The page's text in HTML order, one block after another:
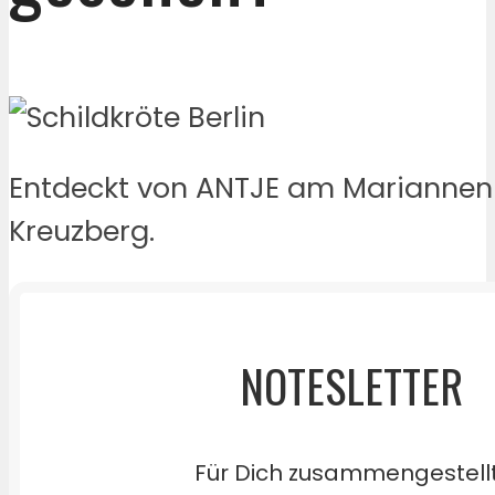
Entdeckt von ANTJE am
Kreuzberg.
NOTESLETTER
Für Dich